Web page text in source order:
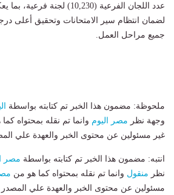
عدد اللجان الفرعية (10,230)
لضمان انتظام سير الامتحانات وتحقيق أعلى
جميع مراحل العمل.
ملحوظة: مضمون هذا الخبر تم كتابته بواسطة
وجهة نظر مصر اليوم وانما تم نقله بمحتواه
غير مسئولين عن محتوى الخبر والعهدة علي
انتبه: مضمون هذا الخبر تم كتابته بواسطة مصر
نظر منقول وانما تم نقله بمحتواه كما هو من
مسئولين عن محتوى الخبر والعهدة علي المصدر